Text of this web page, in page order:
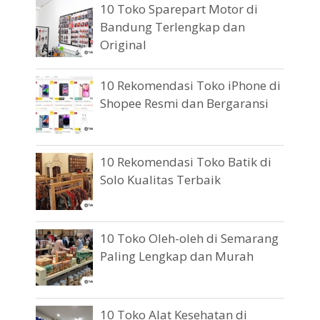
10 Toko Sparepart Motor di
Bandung Terlengkap dan
Original
10 Rekomendasi Toko iPhone di
Shopee Resmi dan Bergaransi
10 Rekomendasi Toko Batik di
Solo Kualitas Terbaik
10 Toko Oleh-oleh di Semarang
Paling Lengkap dan Murah
10 Toko Alat Kesehatan di